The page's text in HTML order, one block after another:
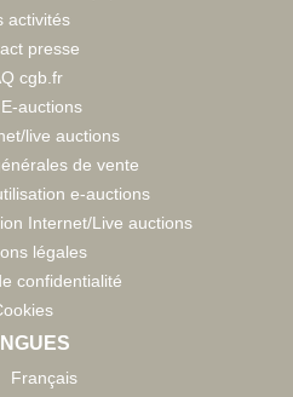
activités
presse
cgb.fr
auctions
live auctions
de vente
e-auctions
Internet/Live auctions
légales
confidentialité
Français